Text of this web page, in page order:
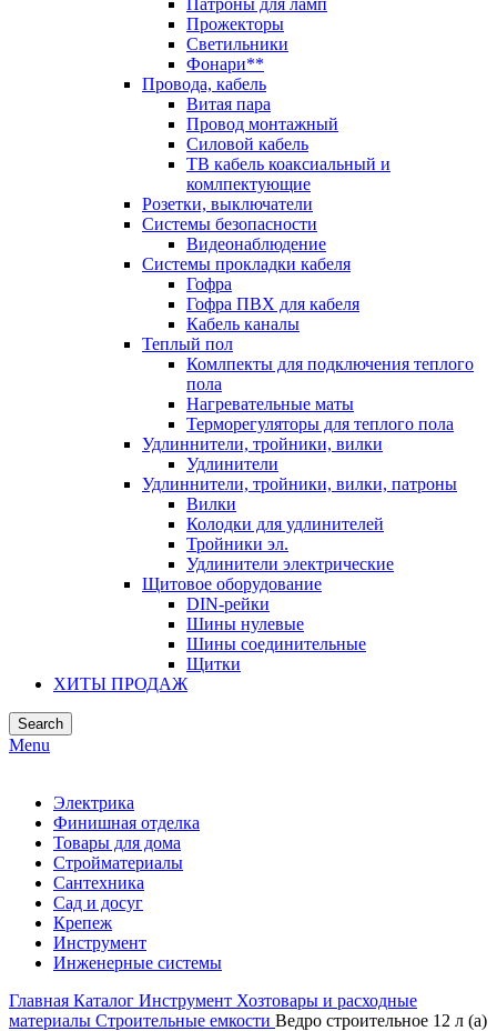
Патроны для ламп
Прожекторы
Светильники
Фонари**
Провода, кабель
Витая пара
Провод монтажный
Силовой кабель
ТВ кабель коаксиальный и
комлпектующие
Розетки, выключатели
Системы безопасности
Видеонаблюдение
Системы прокладки кабеля
Гофра
Гофра ПВХ для кабеля
Кабель каналы
Теплый пол
Комлпекты для подключения теплого
пола
Нагревательные маты
Терморегуляторы для теплого пола
Удлиннители, тройники, вилки
Удлинители
Удлиннители, тройники, вилки, патроны
Вилки
Колодки для удлинителей
Тройники эл.
Удлинители электрические
Щитовое оборудование
DIN-рейки
Шины нулевые
Шины соединительные
Щитки
ХИТЫ ПРОДАЖ
Search
Menu
Электрика
Финишная отделка
Товары для дома
Стройматериалы
Сантехника
Сад и досуг
Крепеж
Инструмент
Инженерные системы
Главная Каталог Инструмент Хозтовары и расходные
материалы Строительные емкости Ведро строительное 12 л (а)